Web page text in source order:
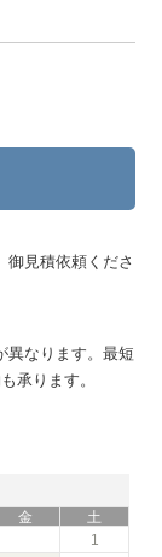
御見積依頼くださ
異なります。最短
承ります。
金
土
1